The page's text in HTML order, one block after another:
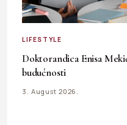
LIFESTYLE
Doktorandica Enisa
budućnosti
3. August 2026.